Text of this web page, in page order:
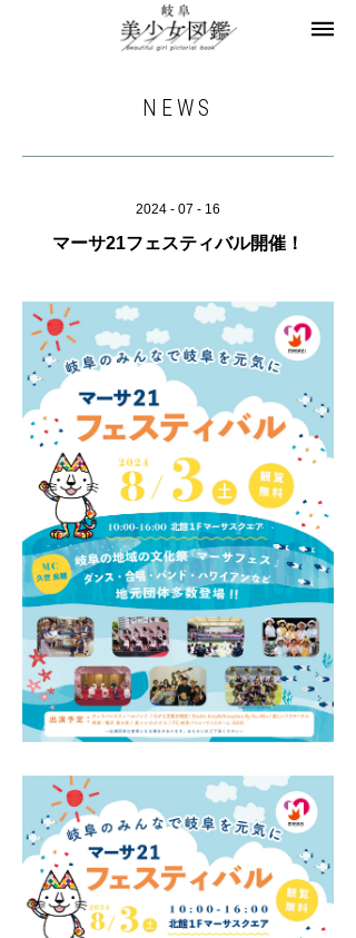
お知らせ
お問合せ
NEWS
2024 - 07 - 16
マーサ21フェスティバル開催！